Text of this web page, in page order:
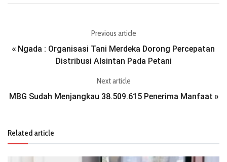
Previous article
« Ngada : Organisasi Tani Merdeka Dorong Percepatan
Distribusi Alsintan Pada Petani
Next article
MBG Sudah Menjangkau 38.509.615 Penerima Manfaat »
Related article